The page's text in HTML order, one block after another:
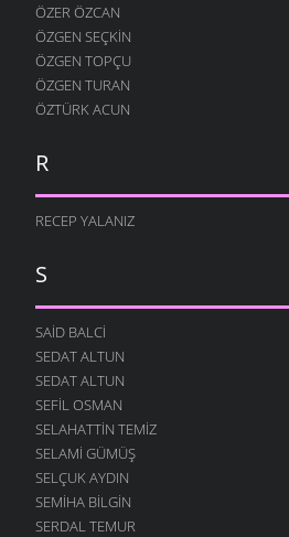
ÖZER ÖZCAN
ÖZGEN SEÇKIN
ÖZGEN TOPÇU
ÖZGEN TURAN
ÖZTÜRK ACUN
R
RECEP YALANIZ
S
SAID BALCI
SEDAT ALTUN
SEDAT ALTUN
SEFIL OSMAN
SELAHATTIN TEMIZ
SELAMI GÜMÜŞ
SELÇUK AYDIN
SEMIHA BILGIN
SERDAL TEMUR